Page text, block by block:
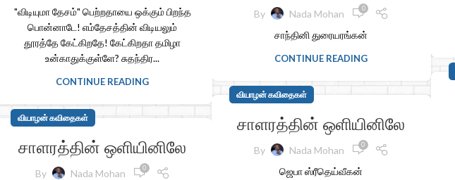
"விடியுமா தேசம்" பெற்றதாயை ஒக்கும் பிறந்த
பொன்னாடே! எம்தேசத்தின் விடியலும்
தூரத்தே கேட்கிறதே! கேட்கிறதா தமிழா
உன்காதுக்குள்ளே? சுதந்திர...
CONTINUE READING
By Nada Mohan 0
சாந்தினி துரையரங்கன்
CONTINUE READING
வியாழன் கவிதைகள்
சாளரத்தின் ஒளியினிலே
By Nada Mohan 0
ஜெபா ஸ்ரீதெய்வீகன்
வியாழன் கவிதைகள்
சாளரத்தின் ஒளியினிலே
By Nada Mohan 0